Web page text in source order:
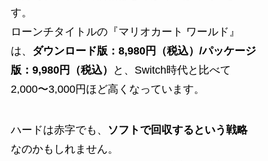
す。
ローンチタイトルの『マリオカート ワールド』
は、 ダウンロード版：8,980円（税込）/パッケージ
版：9,980円（税込）
と、Switch時代と比べて
2,000〜3,000円ほど高くなっています。
ハードは赤字でも、
ソフトで回収するという戦略
なのかもしれません。